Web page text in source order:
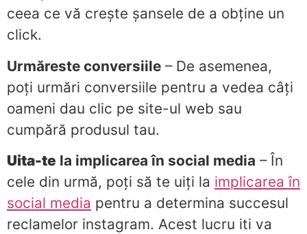
ceea ce vă crește șansele de a obține un
click.
Urmăreste conversiile – De asemenea,
poți urmări conversiile pentru a vedea câți
oameni dau clic pe site-ul web sau
cumpără produsul tau.
Uita-te la implicarea în social media – În
cele din urmă, poți să te uiți la implicarea în
social media pentru a determina succesul
reclamelor instagram. Acest lucru iti va